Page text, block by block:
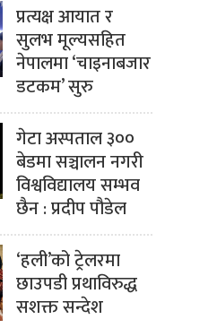
प्रत्यक्ष आयात र
सुलभ मूल्यसहित
नेपालमा ‘चाइनाबजार
डटकम’ सुरु
गेटा अस्पताल ३००
बेडमा सञ्चालन नगरी
विश्वविद्यालय सम्भव
छैन : प्रदीप पौडेल
‘हली’को ट्रेलरमा
छाउपडी प्रथाविरुद्ध
सशक्त सन्देश